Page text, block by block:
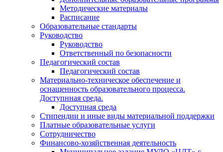
Методические материалы
Расписание
Образовательные стандарты
Руководство
Руководство
Ответственный по безопасности
Педагогический состав
Педагогический состав
Материально-техническое обеспечение и
оснащенность образовательного процесса.
Доступнная среда.
Доступная среда
Стипендии и иные виды материальной поддержки
Платные образовательные услуги
Сотрудничество
Финансово-хозяйственная деятельность